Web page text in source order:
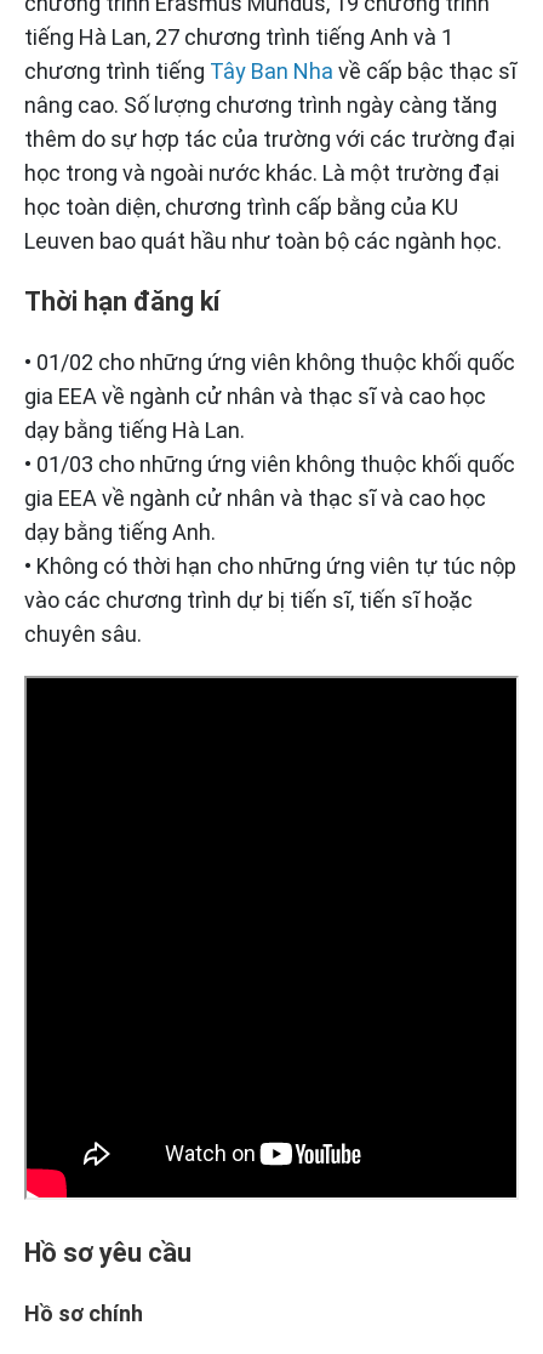
tiếng Hà Lan, 27 chương trình tiếng Anh và 1
chương trình tiếng Tây Ban Nha về cấp bậc thạc sĩ
nâng cao. Số lượng chương trình ngày càng tăng
thêm do sự hợp tác của trường với các trường đại
học trong và ngoài nước khác. Là một trường đại
học toàn diện, chương trình cấp bằng của KU
Leuven bao quát hầu như toàn bộ các ngành học.
Thời hạn đăng kí
• 01/02 cho những ứng viên không thuộc khối quốc
gia EEA về ngành cử nhân và thạc sĩ và cao học
dạy bằng tiếng Hà Lan.
• 01/03 cho những ứng viên không thuộc khối quốc
gia EEA về ngành cử nhân và thạc sĩ và cao học
dạy bằng tiếng Anh.
• Không có thời hạn cho những ứng viên tự túc nộp
vào các chương trình dự bị tiến sĩ, tiến sĩ hoặc
chuyên sâu.
Hồ sơ yêu cầu
Hồ sơ chính